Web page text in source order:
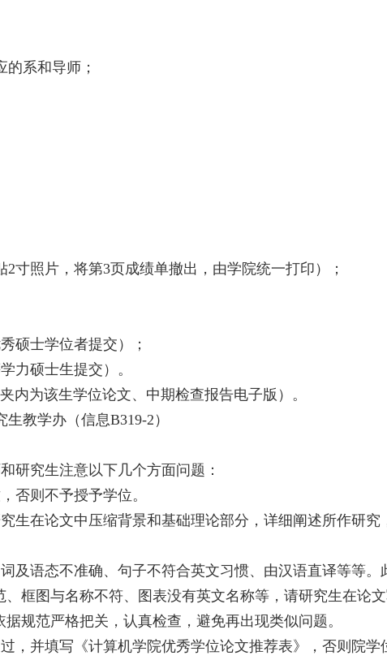
系和导师；
照片，将第3页成绩单撤出，由学院统一打印）；
硕士学位者提交）；
力硕士生提交）。
内为该生学位论文、中期检查报告电子版）。
教学办（信息B319-2）
研究生注意以下几个方面问题：
否则不予授予学位。
在论文中压缩背景和基础理论部分，详细阐述所作研究
语态不准确、句子不符合英文习惯、由汉语直译等等。
框图与名称不符、图表没有英文名称等，请研究生在论
规范严格把关，认真检查，避免再出现类似问题。
并填写《计算机学院优秀学位论文推荐表》，否则院学